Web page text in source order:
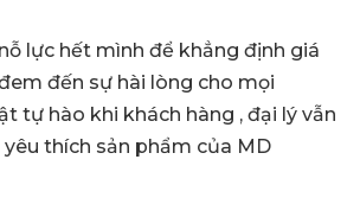
lực hết mình để khẳng định giá
đến sự hài lòng cho mọi
tự hào khi khách hàng , đại lý vẫn
thích sản phẩm của MD